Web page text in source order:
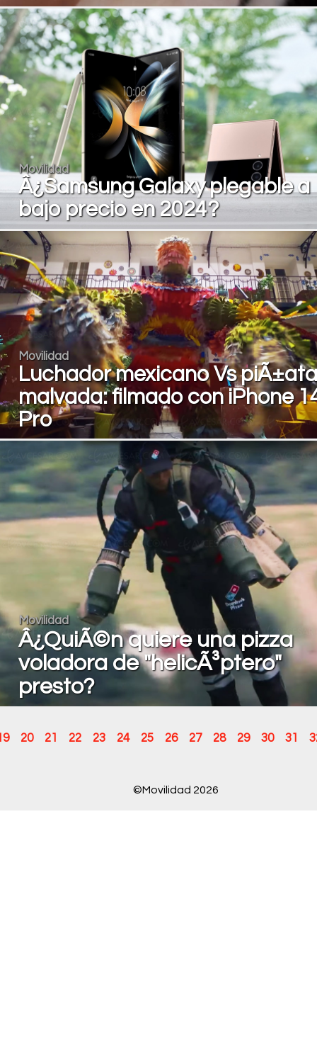
Movilidad
Â¿Samsung Galaxy plegable a
bajo precio en 2024?
Movilidad
Luchador mexicano Vs piÃ±ata
malvada: filmado con iPhone
Pro
Movilidad
Â¿QuiÃ©n quiere una pizza
voladora de "helicÃ³ptero"
presto?
20 21 22 23 24 25 26 27 28 29 30 31
©Movilidad 2026